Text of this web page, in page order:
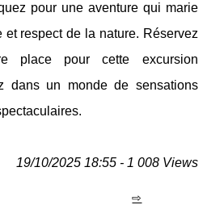
pour une aventure qui marie
et respect de la nature. Réservez
place pour cette excursion
dans un monde de sensations
19/10/2025 18:55 - 1 008 Views